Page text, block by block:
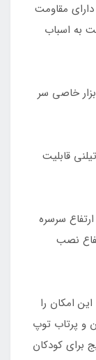
مقاومت
به اسباب
خاصی سر
قابلیت
متر و ارتفاع سرسره
نصب
امکان را
و پرتاب توپ
برای کودکان